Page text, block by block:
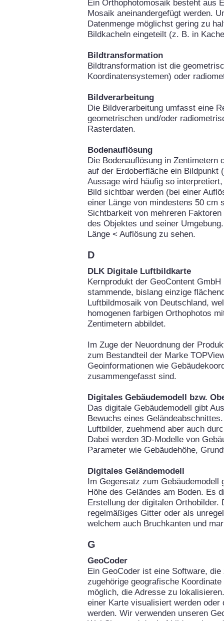
Ein Orthophotomosaik besteht aus
Mosaik aneinandergefügt werden.
Datenmenge möglichst gering zu
Bildkacheln eingeteilt (z. B. in
Bildtransformation
Bildtransformation ist die
Koordinatensystemen) oder
Bildverarbeitung
Die Bildverarbeitung umfasst eine
geometrischen und/oder
Rasterdaten.
Bodenauflösung
Die Bodenauflösung in Zentimetern
auf der Erdoberfläche ein Bildpunkt
Aussage wird häufig so
Bild sichtbar werden (bei einer
einer Länge von mindestens 50 cm
Sichtbarkeit von mehreren
des Objektes und seiner
Länge < Auflösung zu sehen.
D
DLK Digitale Luftbildkarte
Kernprodukt der GeoContent
stammende, bislang einzige
Luftbildmosaik von Deutschland,
homogenen farbigen Orthophotos
Zentimetern abbildet.
Im Zuge der Neuordnung der
zum Bestandteil der Marke
Geoinformationen wie
zusammengefasst sind.
Digitales Gebäudemodell bzw.
Das digitale Gebäudemodell gibt
Bewuchs eines
Luftbilder, zuehmend aber auch
Dabei werden 3D-Modelle von
Parameter wie Gebäudehöhe,
Digitales Geländemodell
Im Gegensatz zum
Höhe des Geländes am Boden. Es
Erstellung der digitalen
regelmäßiges Gitter oder als
welchem auch Bruchkanten und
G
GeoCoder
Ein GeoCoder ist eine Software,
zugehörige geografische
möglich, die Adresse zu
einer Karte visualisiert werden
werden. Wir verwenden unseren